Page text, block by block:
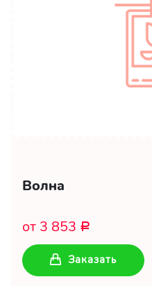
Волна
от 3 853 Р
Заказать